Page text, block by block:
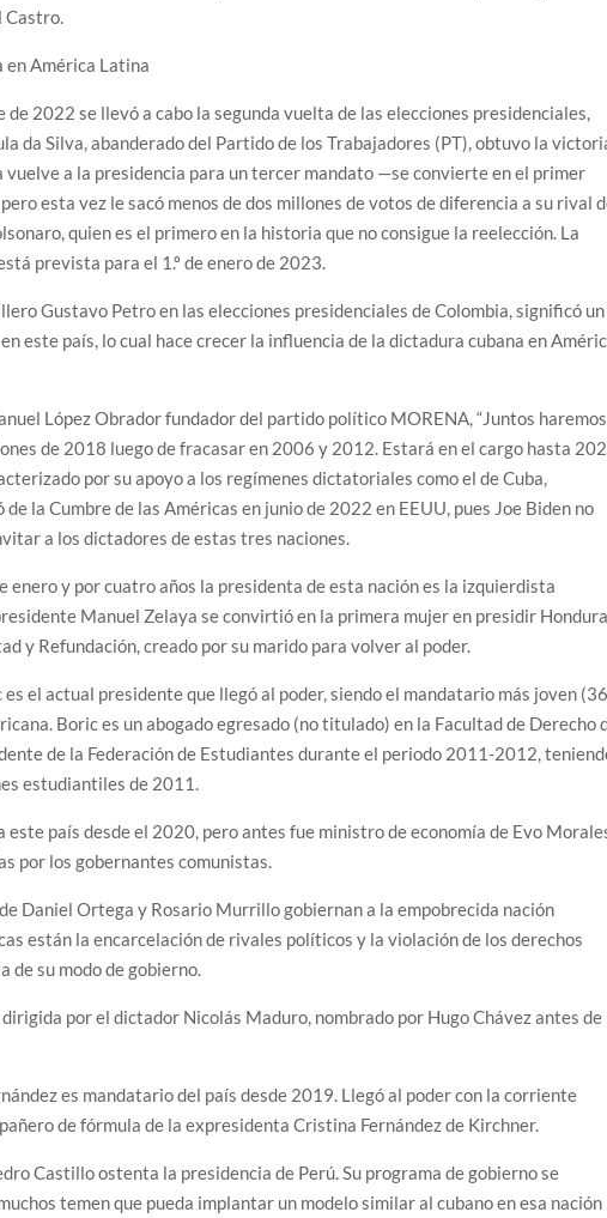
Castro.
en América Latina
de 2022 se llevó a cabo la segunda vuelta de las elecciones presidenciales,
da Silva, abanderado del Partido de los Trabajadores (PT), obtuvo la
vuelve a la presidencia para un tercer mandato —se convierte en el primer
esta vez le sacó menos de dos millones de votos de diferencia a su rival
quien es el primero en la historia que no consigue la reelección. La
prevista para el 1.º de enero de 2023.
Gustavo Petro en las elecciones presidenciales de Colombia, significó un
este país, lo cual hace crecer la influencia de la dictadura cubana en
López Obrador fundador del partido político MORENA, “Juntos haremos
de 2018 luego de fracasar en 2006 y 2012. Estará en el cargo hasta
por su apoyo a los regímenes dictatoriales como el de Cuba,
la Cumbre de las Américas en junio de 2022 en EEUU, pues Joe Biden no
a los dictadores de estas tres naciones.
enero y por cuatro años la presidenta de esta nación es la izquierdista
Manuel Zelaya se convirtió en la primera mujer en presidir
y Refundación, creado por su marido para volver al poder.
el actual presidente que llegó al poder, siendo el mandatario más joven
Boric es un abogado egresado (no titulado) en la Facultad de Derecho
de la Federación de Estudiantes durante el periodo 2011-2012,
estudiantiles de 2011.
este país desde el 2020, pero antes fue ministro de economía de Evo
por los gobernantes comunistas.
Daniel Ortega y Rosario Murrillo gobiernan a la empobrecida nación
están la encarcelación de rivales políticos y la violación de los derechos
de su modo de gobierno.
por el dictador Nicolás Maduro, nombrado por Hugo Chávez antes de
es mandatario del país desde 2019. Llegó al poder con la corriente
de fórmula de la expresidenta Cristina Fernández de Kirchner.
Castillo ostenta la presidencia de Perú. Su programa de gobierno se
temen que pueda implantar un modelo similar al cubano en esa nación